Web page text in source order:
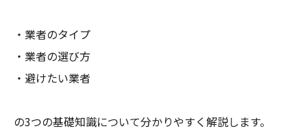
・業者のタイプ
・業者の選び方
・避けたい業者
の3つの基礎知識について分かりやすく解説します。